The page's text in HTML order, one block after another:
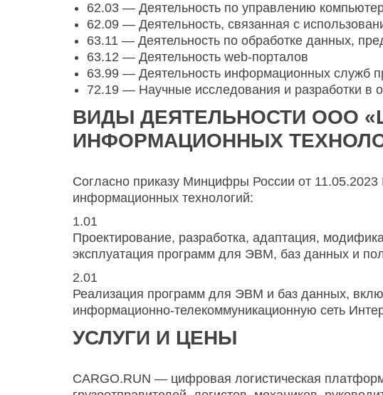
62.03 — Деятельность по управлению
62.09 — Деятельность, связанная с
63.11 — Деятельность по обработке данных,
63.12 — Деятельность web-порталов
63.99 — Деятельность информационных служб
72.19 — Научные исследования и разработки в
ВИДЫ ДЕЯТЕЛЬНОСТИ ООО
ИНФОРМАЦИОННЫХ
Согласно приказу Минцифры России от
информационных технологий:
1.01
Проектирование, разработка, адаптация,
эксплуатация программ для ЭВМ, баз данных и
2.01
Реализация программ для ЭВМ и баз данных,
информационно-телекоммуникационную сеть
УСЛУГИ И ЦЕНЫ
CARGO.RUN — цифровая логистическая